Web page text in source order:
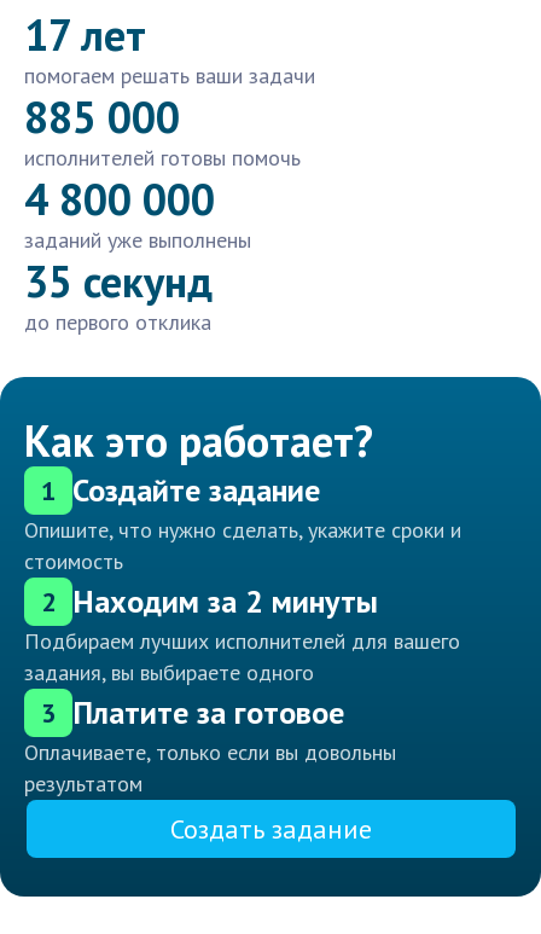
17 лет
помогаем решать ваши задачи
885 000
исполнителей готовы помочь
4 800 000
заданий уже выполнены
35 секунд
до первого отклика
Как это работает?
1 Создайте задание
Опишите, что нужно сделать, укажите сроки и
стоимость
2 Находим за 2 минуты
Подбираем лучших исполнителей для вашего
задания, вы выбираете одного
3 Платите за готовое
Оплачиваете, только если вы довольны
результатом
Создать задание